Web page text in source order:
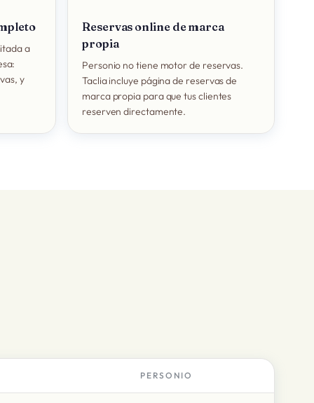
a
y
Reservas online de marca
propia
Personio no tiene motor de reservas.
Taclia incluye página de reservas de
marca propia para que tus clientes
reserven directamente.
PERSONIO